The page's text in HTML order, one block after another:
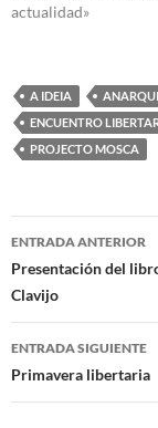
actualidad»
A IDEIA
ENCUENTRO
PROJECTO MOSCA
Navegación
de
entradas
ENTRADA ANTERIOR
Presentación del
Clavijo
ENTRADA SIGUIENTE
Primavera libertaria